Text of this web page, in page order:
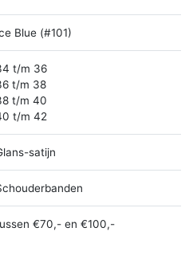
Blue (#101)
t/m 36
t/m 38
t/m 40
t/m 42
satijn
€70,- en €100,-